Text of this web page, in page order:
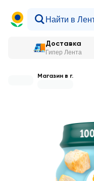
Доставка
Гипер Лента
Магазин в г.